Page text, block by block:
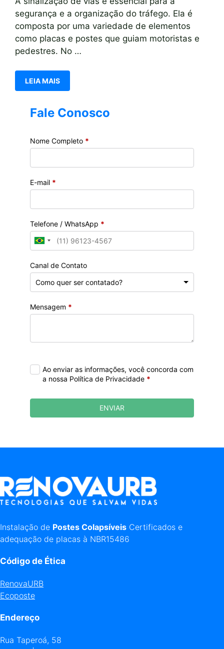
segurança e a organização do tráfego. Ela é
composta por uma variedade de elementos
como placas e postes que guiam motoristas e
pedestres. No …
LEIA MAIS
Fale Conosco
Nome Completo *
E-mail *
Telefone / WhatsApp *
Canal de Contato
Mensagem *
Ao enviar as informações, você concorda com
a nossa Política de Privacidade *
ENVIAR
Instalação de Postes Colapsíveis Certificados e
adequação de placas à NBR15486
Código de Ética
RenovaURB
Ecoposte
Endereço
Rua Taperoá, 58